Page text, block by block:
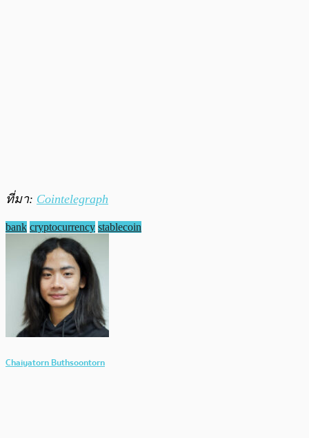
ที่มา: Cointelegraph
bank cryptocurrency stablecoin
Chaiyatorn Buthsoontorn